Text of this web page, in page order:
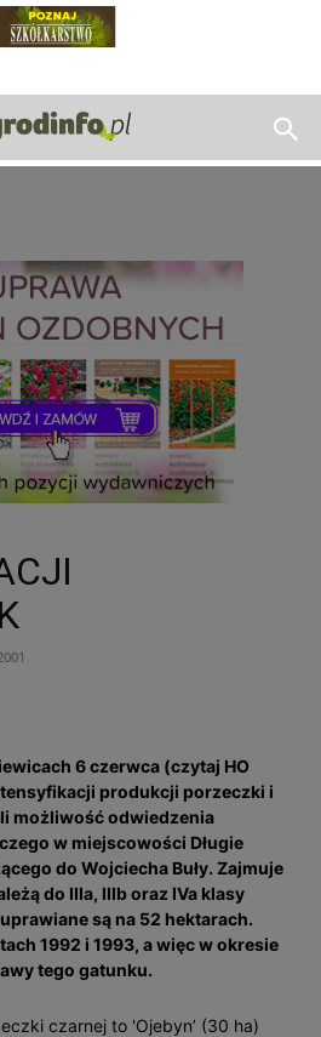
6 czerwca (czytaj HO
produkcji porzeczki i
możliwość odwiedzenia
w miejscowości Długie
do Wojciecha Buły. Zajmuje
do IIIa, IIIb oraz IVa klasy
są na 52 hektarach.
1992 i 1993, a więc w okresie
tego gatunku.
czarnej to 'Ojebyn’ (30 ha)